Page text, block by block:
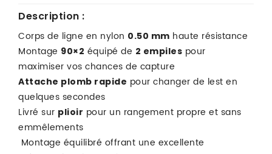
Description :
Corps de ligne en nylon 0.50 mm haute résistance
Montage 90×2 équipé de 2 empiles pour
maximiser vos chances de capture
Attache plomb rapide pour changer de lest en
quelques secondes
Livré sur plioir pour un rangement propre et sans
emmêlements
Montage équilibré offrant une excellente